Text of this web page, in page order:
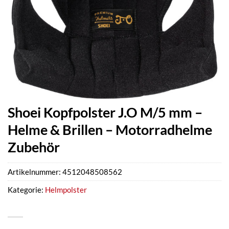
Shoei Kopfpolster J.O M/5 mm –
Helme & Brillen – Motorradhelme
Zubehör
Artikelnummer: 4512048508562
Kategorie: Helmpolster